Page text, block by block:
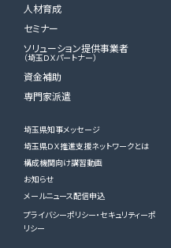
人材育成
セミナー
ソリューション提供事業者
（埼玉ＤＸパートナー）
資金補助
専門家派遣
埼玉県知事メッセージ
埼玉県ＤＸ推進支援ネットワークとは
構成機関向け講習動画
お知らせ
メールニュース配信申込
プライバシーポリシー・セキュリティーポ
リシー